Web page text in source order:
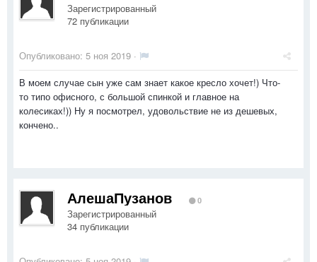
Зарегистрированный
72 публикации
Опубликовано: 5 ноя 2019 ·
В моем случае сын уже сам знает какое кресло хочет!) Что-
то типо офисного, с большой спинкой и главное на
колесиках!)) Ну я посмотрел, удовольствие не из дешевых,
кончено..
АлешаПузанов 0
Зарегистрированный
34 публикации